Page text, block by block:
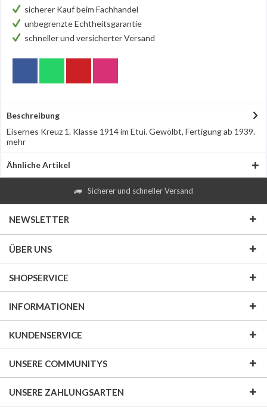
sicherer Kauf beim Fachhandel
unbegrenzte Echtheitsgarantie
schneller und versicherter Versand
Beschreibung
Eisernes Kreuz 1. Klasse 1914 im Etui. Gewölbt, Fertigung ab 1939.
mehr
Ähnliche Artikel
Sicherer und schneller Versand
NEWSLETTER
ÜBER UNS
SHOPSERVICE
INFORMATIONEN
KUNDENSERVICE
UNSERE COMMUNITYS
UNSERE ZAHLUNGSARTEN